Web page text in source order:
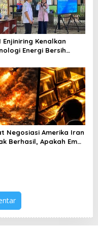
Enjiniring Kenalkan
Energi Bersih
Negosiasi Amerika Iran
Berhasil, Apakah Emas